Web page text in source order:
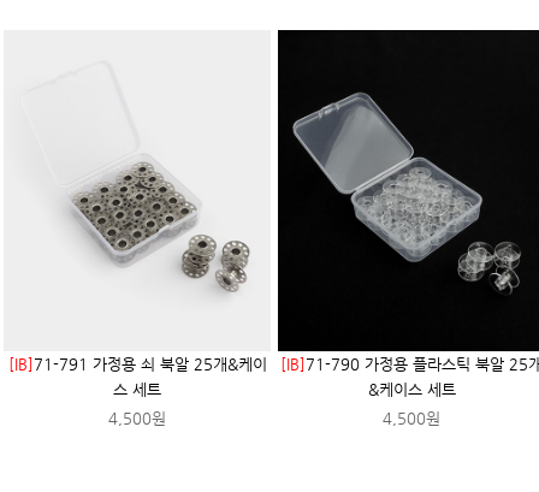
[IB] 71-791 가정용 쇠 북알 25개&케이
스 세트
4,500원
[IB] 71-790 가정용 플라스틱 북알 25
&케이스 세트
4,500원